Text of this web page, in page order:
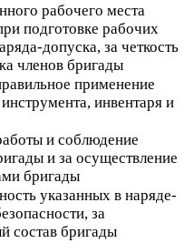
рабочего места
подготовке рабочих
допуска, за четкость
членов бригады
применение
инвентаря и
и соблюдение
и за осуществление
бригады
указанных в наряде-
за
состав бригады